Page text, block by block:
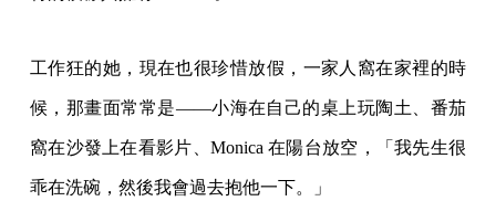
工作狂的她，現在也很珍惜放假，一家人窩在家裡的時
候，那畫面常常是——小海在自己的桌上玩陶土、番茄
窩在沙發上在看影片、Monica 在陽台放空，「我先生很
乖在洗碗，然後我會過去抱他一下。」